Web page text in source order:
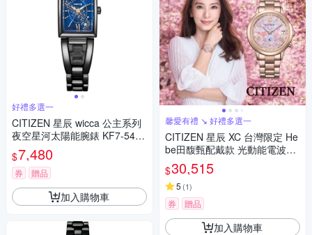
好禮多選一
CITIZEN 星辰 wicca 公主系列
夜空星河太陽能腕錶 KF7-546-
71
$7,480
券 贈品
加入購物車
馨愛有禮 ↘ 好禮多選一
CITIZEN 星辰 XC 台灣限定 He
be田馥甄配戴款 光動能電波錶
女錶 手錶 禮物-CB1135-52N
$30,515
5 (1)
券 贈品
加入購物車